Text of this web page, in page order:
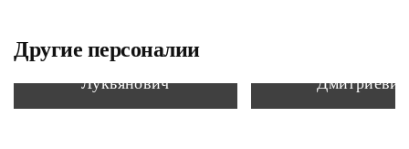
Другие персоналии
Шуминский Сергей
Лукьянович
Дмитриевич